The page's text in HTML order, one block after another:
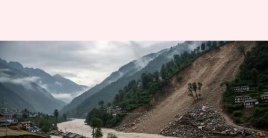
கனமழை மற்றும்
நிலச்சரிவால்
நேபாளத்தில் 51 பேர் பலி;
மீட்புப் பணிகள் தீவிரம்
எழுதியவர் Sekar Chinnappan Oct 05, 2025 07:21 pm